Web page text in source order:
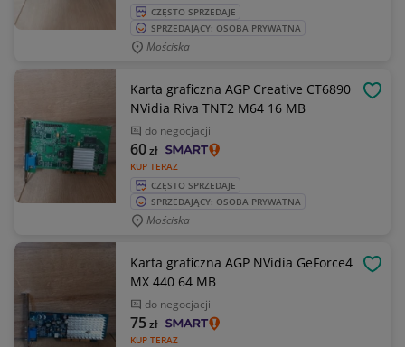
CZĘSTO SPRZEDAJE
SPRZEDAJĄCY: OSOBA PRYWATNA
Mościska
Karta graficzna AGP Creative CT6890
NVidia Riva TNT2 M64 16 MB
do negocjacji
KUP TERAZ
60zł
CZĘSTO SPRZEDAJE
SPRZEDAJĄCY: OSOBA PRYWATNA
Mościska
Karta graficzna AGP NVidia GeForce4
MX 440 64 MB
do negocjacji
KUP TERAZ
75zł